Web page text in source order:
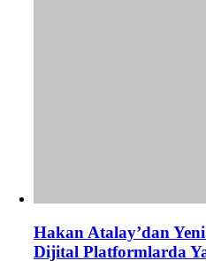
Hakan Atalay’dan
Dijital Platformlarda